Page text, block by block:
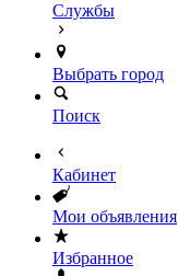
Службы
Выбрать город
Поиск
Кабинет
Мои объявления
Избранное